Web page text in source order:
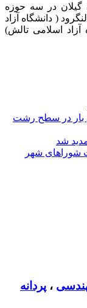
در سه حوزه
( دانشگاه آزاد
اسلامی تالش)
بار در سطح رشت
شد
شوراهای شهر
، پردانه